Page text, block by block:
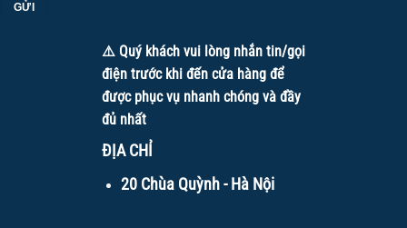
⚠️ Quý khách vui lòng nhắn tin/gọi
điện trước khi đến cửa hàng để
được phục vụ nhanh chóng và đầy
đủ nhất
ĐỊA CHỈ
20 Chùa Quỳnh - Hà Nội